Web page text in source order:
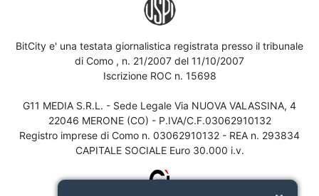
BitCity e' una testata giornalistica registrata presso il tribunale
di Como , n. 21/2007 del 11/10/2007
Iscrizione ROC n. 15698
G11 MEDIA S.R.L. - Sede Legale Via NUOVA VALASSINA, 4
22046 MERONE (CO) - P.IVA/C.F.03062910132
Registro imprese di Como n. 03062910132 - REA n. 293834
CAPITALE SOCIALE Euro 30.000 i.v.